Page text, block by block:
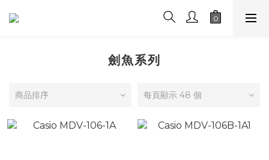
劍魚系列
商品排序 每頁顯示 48 個